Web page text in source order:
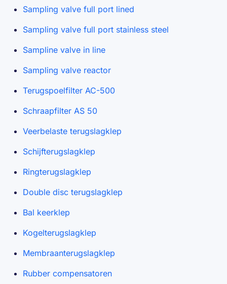
Sampling valve full port lined
Sampling valve full port stainless steel
Sampline valve in line
Sampling valve reactor
Terugspoelfilter AC-500
Schraapfilter AS 50
Veerbelaste terugslagklep
Schijfterugslagklep
Ringterugslagklep
Double disc terugslagklep
Bal keerklep
Kogelterugslagklep
Membraanterugslagklep
Rubber compensatoren